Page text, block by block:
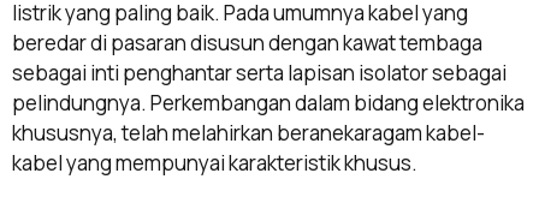
listrik yang paling baik. Pada umumnya kabel yang
beredar di pasaran disusun dengan kawat tembaga
sebagai inti penghantar serta lapisan isolator sebagai
pelindungnya. Perkembangan dalam bidang elektronika
khususnya, telah melahirkan beranekaragam kabel-
kabel yang mempunyai karakteristik khusus.